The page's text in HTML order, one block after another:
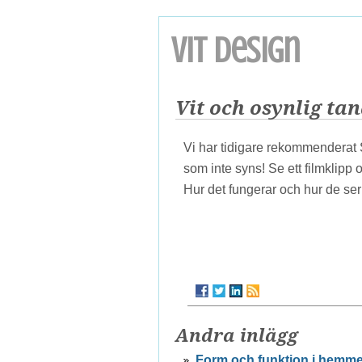
VIT design
Vit och osynlig
Vi har tidigare
som inte syns! Se ett filmklipp
Hur det fungerar och hur de
Andra inlägg